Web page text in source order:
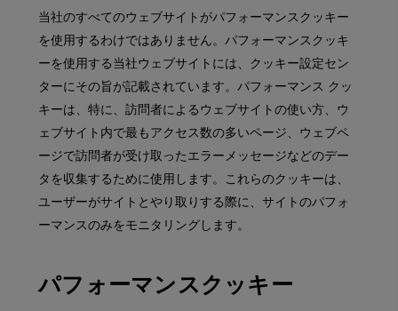
当社のすべてのウェブサイトがパフォーマンスクッキー
を使用するわけではありません。パフォーマンスクッキ
ーを使用する当社ウェブサイトには、クッキー設定セン
ターにその旨が記載されています。パフォーマンス クッ
キーは、特に、訪問者によるウェブサイトの使い方、ウ
ェブサイト内で最もアクセス数の多いページ、ウェブペ
ージで訪問者が受け取ったエラーメッセージなどのデー
タを収集するために使用します。これらのクッキーは、
ユーザーがサイトとやり取りする際に、サイトのパフォ
ーマンスのみをモニタリングします。
パフォーマンスクッキー